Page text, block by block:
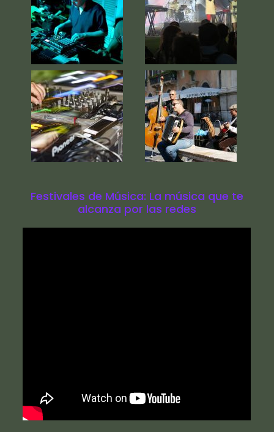
Festivales de Música: La música que te
alcanza por las redes